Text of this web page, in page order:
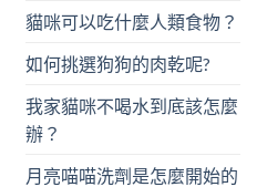
貓咪可以吃什麼人類食物？
如何挑選狗狗的肉乾呢?
我家貓咪不喝水到底該怎麼
辦？
月亮喵喵洗劑是怎麼開始的